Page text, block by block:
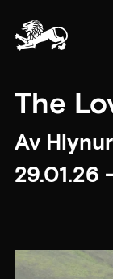
The
Av
29.01.26